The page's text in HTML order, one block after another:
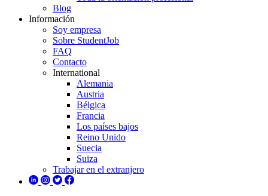
Blog
Información
Soy empresa
Sobre StudentJob
FAQ
Contacto
International
Alemania
Austria
Bélgica
Francia
Los países bajos
Reino Unido
Suecia
Suiza
Trabajar en el extranjero